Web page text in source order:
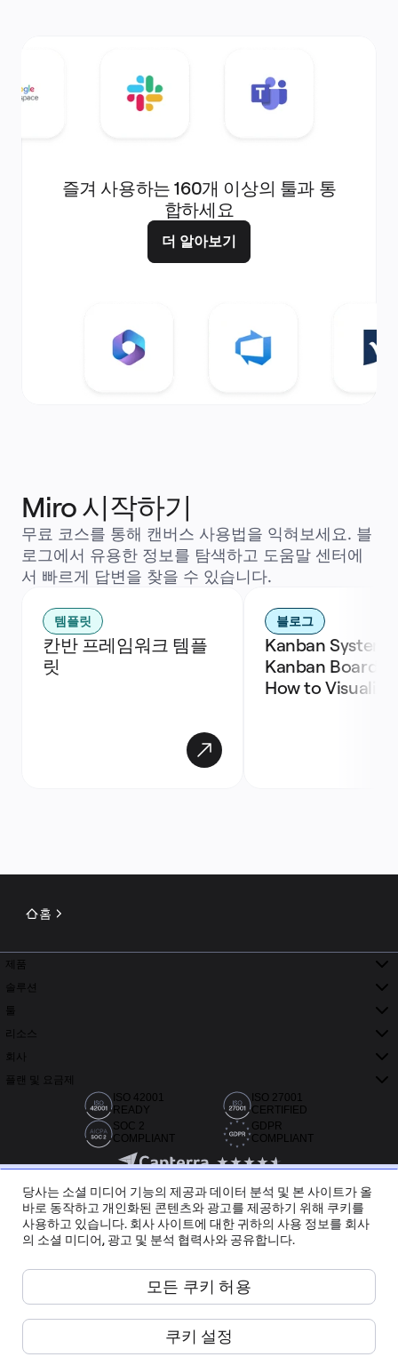
즐겨 사용하는 160개 이상의 툴과 통
합하세요
더 알아보기
Miro 시작하기
무료 코스를 통해 캔버스 사용법을 익혀보세요. 블
로그에서 유용한 정보를 탐색하고 도움말 센터에
서 빠르게 답변을 찾을 수 있습니다.
템플릿
칸반 프레임워크 템플
릿
블로그
Kanban Systems,
Kanban Boards,
How to Visualize
홈
제품
솔루션
툴
리소스
회사
플랜 및 요금제
ISO 42001
READY
ISO 27001
CERTIFIED
SOC 2
COMPLIANT
GDPR
COMPLIANT
Capterra, G2, TrustRadius에서 받은 20,000개 이상의 리뷰
한국어
Miro ©2026
당사는 소셜 미디어 기능의 제공과 데이터 분석 및 본 사이트가 올
바로 동작하고 개인화된 콘텐츠와 광고를 제공하기 위해 쿠키를
사용하고 있습니다. 회사 사이트에 대한 귀하의 사용 정보를 회사
의 소셜 미디어, 광고 및 분석 협력사와 공유합니다.
쿠키 설정
모든 쿠키 허용